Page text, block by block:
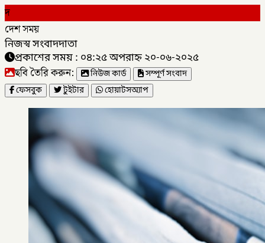
দ
দেশ সময়
নিজস্ব সংবাদদাতা
প্রকাশের সময় : ০৪:২৫ অপরাহ্ন ২০-০৬-২০২৫
ছবি তৈরি করুন: নিউজ কার্ড
সম্পূর্ণ সংবাদ
ফেসবুক
টুইটার হোয়াটসঅ্যাপ